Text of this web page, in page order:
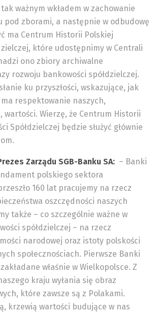
ważnym wkładem w zachowanie
pod zborami, a następnie w odbudowę
ma Centrum Historii Polskiej
które udostępnimy w Centrali
ono zbiory archiwalne
rozwoju bankowości spółdzielczej.
ku przyszłości, wskazujące, jak
respektowanie naszych,
Wierzę, że Centrum Historii
Spółdzielczej będzie służyć głównie
Zarządu SGB-Banku SA: – Banki
polskiego sektora
160 lat pracujemy na rzecz
oszczędności naszych
także – co szczególnie ważne w
spółdzielczej – na rzecz
narodowej oraz istoty polskości
społecznościach. Pierwsze Banki
właśnie w Wielkopolsce. Z
kraju wyłania się obraz
które zawsze są z Polakami.
krzewią wartości budujące w nas